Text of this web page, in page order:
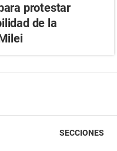
protestar
de la
SECCIONES